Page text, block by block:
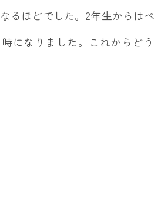
るほどでした。2年生からは
になりました。これからど